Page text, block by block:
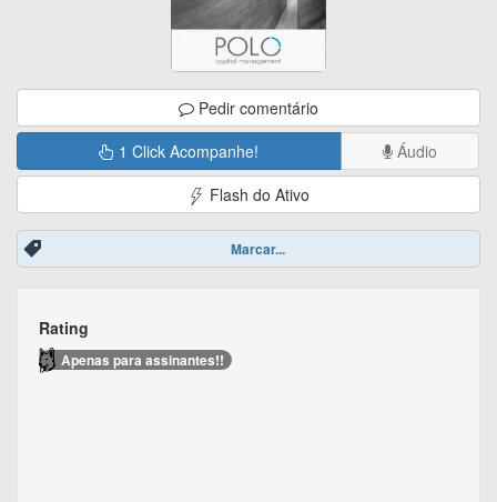
Pedir comentário
1 Click Acompanhe!
Áudio
Flash do Ativo
Marcar...
Rating
Apenas para assinantes!!